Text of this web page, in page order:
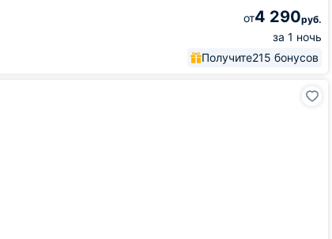
от4 290руб.
за 1 ночь
Получите215 бонусов